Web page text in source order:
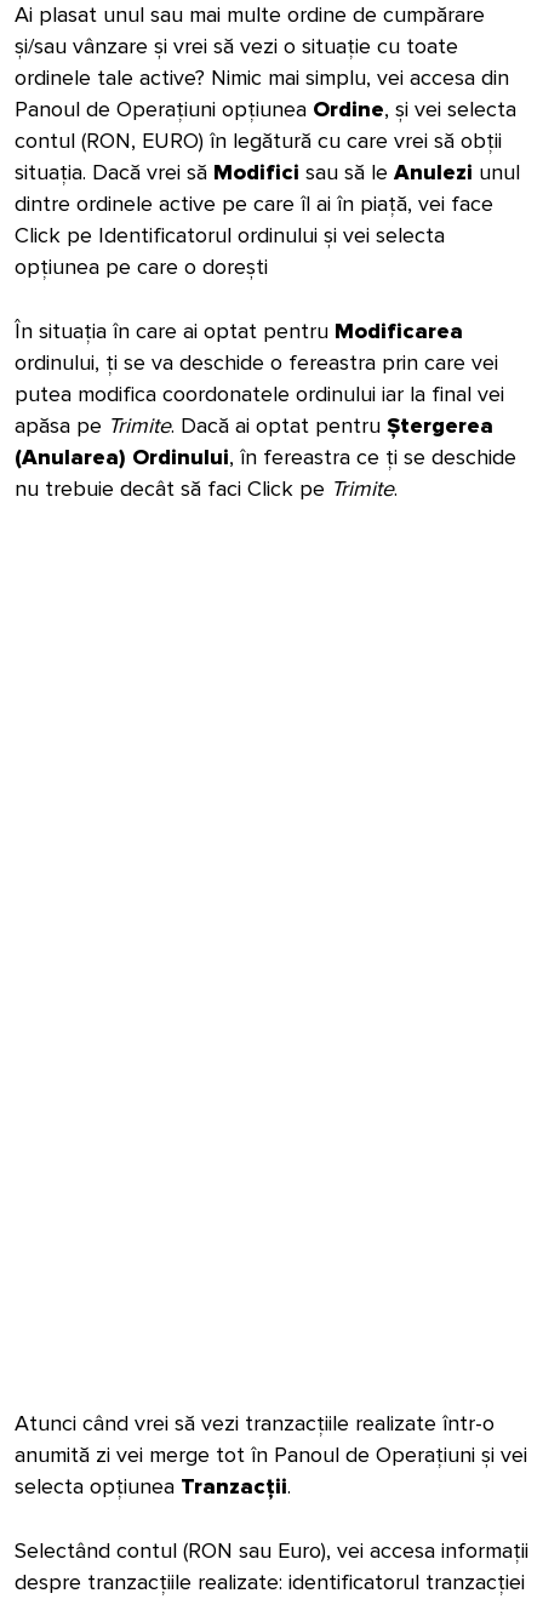
Ai plasat unul sau mai multe ordine de cumpărare
și/sau vânzare și vrei să vezi o situație cu toate
ordinele tale active? Nimic mai simplu, vei accesa din
Panoul de Operațiuni opțiunea Ordine, și vei selecta
contul (RON, EURO) în legătură cu care vrei să obții
situația. Dacă vrei să Modifici sau să le Anulezi unul
dintre ordinele active pe care îl ai în piață, vei face
Click pe Identificatorul ordinului și vei selecta
opțiunea pe care o dorești
În situația în care ai optat pentru Modificarea
ordinului, ți se va deschide o fereastra prin care vei
putea modifica coordonatele ordinului iar la final vei
apăsa pe Trimite. Dacă ai optat pentru Ștergerea
(Anularea) Ordinului, în fereastra ce ți se deschide
nu trebuie decât să faci Click pe Trimite.
Atunci când vrei să vezi tranzacțiile realizate într-o
anumită zi vei merge tot în Panoul de Operațiuni și vei
selecta opțiunea Tranzacții.
Selectând contul (RON sau Euro), vei accesa informații
despre tranzacțiile realizate: identificatorul tranzacției